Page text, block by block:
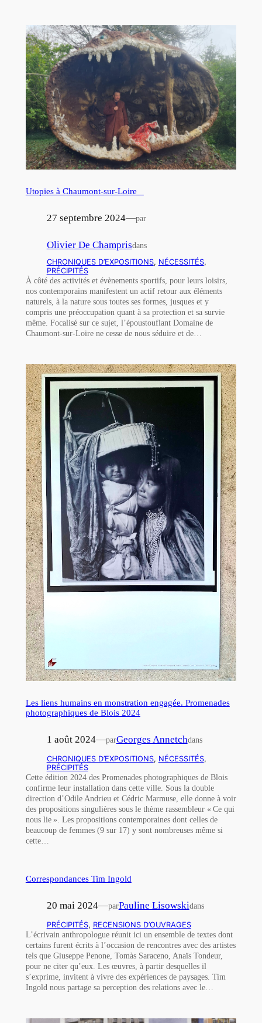
Utopies à Chaumont-sur-Loire
27 septembre 2024—par
Olivier De Champrisdans
CHRONIQUES D’EXPOSITIONS, NÉCESSITÉS
PRÉCIPITÉS
À côté des activités et évènements sportifs, pour leurs loisirs,
nos contemporains manifestent un actif retour aux éléments
naturels, à la nature sous toutes ses formes, jusques et y
compris une préoccupation quant à sa protection et sa survie
même. Focalisé sur ce sujet, l’époustouflant Domaine de
Chaumont-sur-Loire ne cesse de nous séduire et de…
Les liens humains en monstration engagée. Promenades
photographiques de Blois 2024
1 août 2024—parGeorges Annetchdans
CHRONIQUES D’EXPOSITIONS, NÉCESSITÉS
PRÉCIPITÉS
Cette édition 2024 des Promenades photographiques de Blois
confirme leur installation dans cette ville. Sous la double
direction d’Odile Andrieu et Cédric Marmuse, elle donne à voir
des propositions singulières sous le thème rassembleur « Ce qui
nous lie ». Les propositions contemporaines dont celles de
beaucoup de femmes (9 sur 17) y sont nombreuses même si
cette…
Correspondances Tim Ingold
20 mai 2024—parPauline Lisowskidans
PRÉCIPITÉS, RECENSIONS D’OUVRAGES
L’écrivain anthropologue réunit ici un ensemble de textes dont
certains furent écrits à l’occasion de rencontres avec des artistes
tels que Giuseppe Penone, Tomàs Saraceno, Anaïs Tondeur,
pour ne citer qu’eux. Les œuvres, à partir desquelles il
s’exprime, invitent à vivre des expériences de paysages. Tim
Ingold nous partage sa perception des relations avec le…